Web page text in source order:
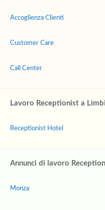
Accoglienza Clienti
Customer Care
Call Center
Lavoro Receptionist a
Receptionist Hotel
Annunci di lavoro
Monza